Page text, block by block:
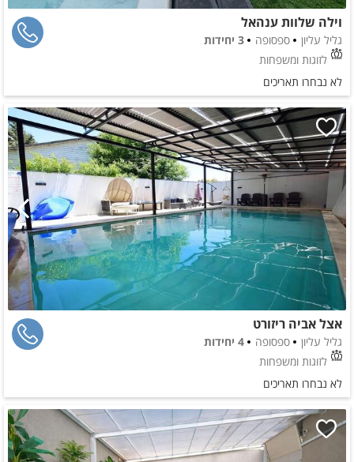
וילה שלוות ענהאל
גליל עליון ספסופה
3 יחידות
לזוגות ומשפחות
לא נבחרו תאריכים
אצל אביה ריזורט
גליל עליון ספסופה
4 יחידות
לזוגות ומשפחות
לא נבחרו תאריכים